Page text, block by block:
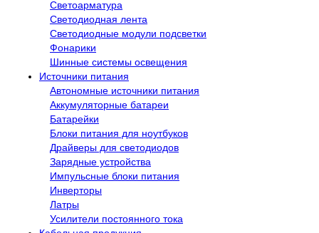
Светоарматура
Светодиодная лента
Светодиодные модули подсветки
Фонарики
Шинные системы освещения
Источники питания
Автономные источники питания
Аккумуляторные батареи
Батарейки
Блоки питания для ноутбуков
Драйверы для светодиодов
Зарядные устройства
Импульсные блоки питания
Инверторы
Латры
Усилители постоянного тока